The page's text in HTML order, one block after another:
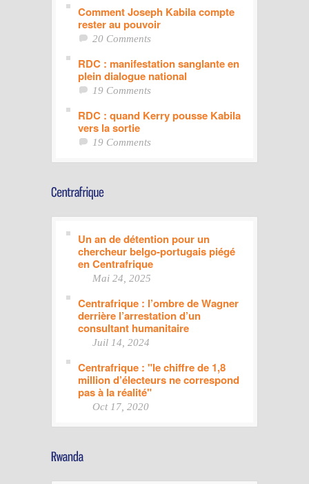
Comment Joseph Kabila compte
rester au pouvoir
20 Comments
RDC : manifestation sanglante en
plein dialogue national
19 Comments
RDC : quand Kerry pousse Kabila
vers la sortie
19 Comments
Un an de détention pour un
chercheur belgo-portugais piégé
en Centrafrique
Mai 24, 2025
Centrafrique : l’ombre de Wagner
derrière l’arrestation d’un
consultant humanitaire
Juil 14, 2024
Centrafrique : "le chiffre de 1,8
million d’électeurs ne correspond
pas à la réalité"
Oct 17, 2020